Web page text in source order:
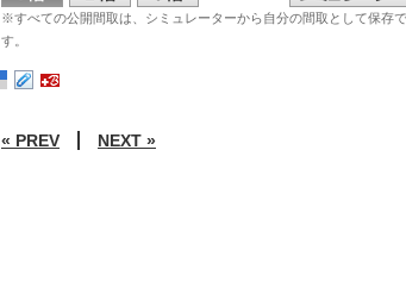
※すべての公開間取は、シミュレーターから自分の間取として保存で
す。
« PREV NEXT »